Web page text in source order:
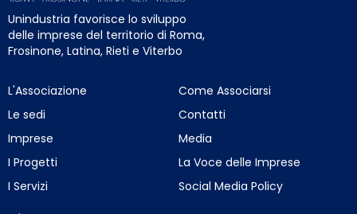
Unindustria favorisce lo sviluppo
delle imprese del territorio di Roma,
Frosinone, Latina, Rieti e Viterbo
L'Associazione
Le sedi
Imprese
I Progetti
I Servizi
Come Associarsi
Contatti
Media
La Voce delle Imprese
Social Media Policy